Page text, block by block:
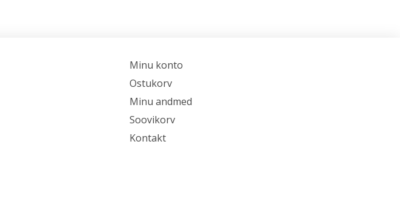
Minu konto
Ostukorv
Minu andmed
Soovikorv
Kontakt